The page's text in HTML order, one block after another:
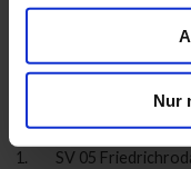
Nur
Tabelle /
2. Mannschaft /
1.
SV 05